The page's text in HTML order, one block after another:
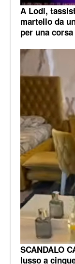
A Lodi,
martello da
per una
SCANDALO
lusso a